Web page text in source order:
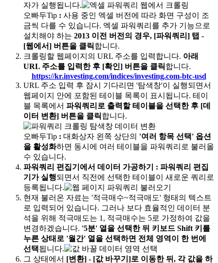
자가 실행됩니다.
오빠두Tip : 사용 중인 엑셀 버전에 따라 화면 구성이 조
금씩 다를 수 있습니다. 엑셀 파워쿼리를 추가 기능으로
설치해야 하는 2013 이전 버전의 경우, [파워쿼리] 탭 -
[웹에서] 버튼을 클릭합니다.
크롤링할 웹페이지의 URL 주소를 입력합니다. 아래
URL 주소를 입력한 후 [확인] 버튼을 클릭합니다.
https://kr.investing.com/indices/investing.com-btc-usd
URL 주소 입력 후 잠시 기다리면 '탐색창'이 실행되면서
웹페이지 안에 포함된 테이블 목록이 표시됩니다. 테이
블 목록에서 파워쿼리로 출력할 테이블을 선택한 후 [데
이터 변환] 버튼을 클릭합니다.
오빠두Tip : 대화상자 왼쪽 상단의 '여러 항목 선택' 옵션
을 활성화하면 동시에 여러 테이블을 파워쿼리로 불러올
수 있습니다.
파워쿼리 편집기에서 데이터 가공하기
: 파워쿼리 편집
기가 실행되면서 직전에 선택한 테이블이 새로운 쿼리로
등록됩니다.
현재 불러온 자료는 '적극매수~적극매도' 형태의 텍스트
로 입력되어 있습니다. 그러나 보다 효율적인 데이터 분
석을 위해 적극매도는 1, 적극매수는 5로 가정하여 값을
변경하겠습니다. '5분' 열을 선택한 뒤 키보드 Shift 키를
누른 상태로 '월간' 열을 선택하면 전체 영역이 한 번에
선택됩니다.
그 상태에서 [변환] - [값 바꾸기]로 이동한 뒤, 각 값을 하